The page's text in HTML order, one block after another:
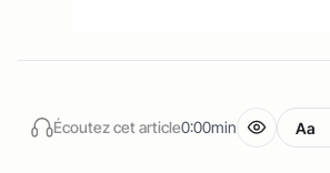
Écoutez cet article0:00min Aa